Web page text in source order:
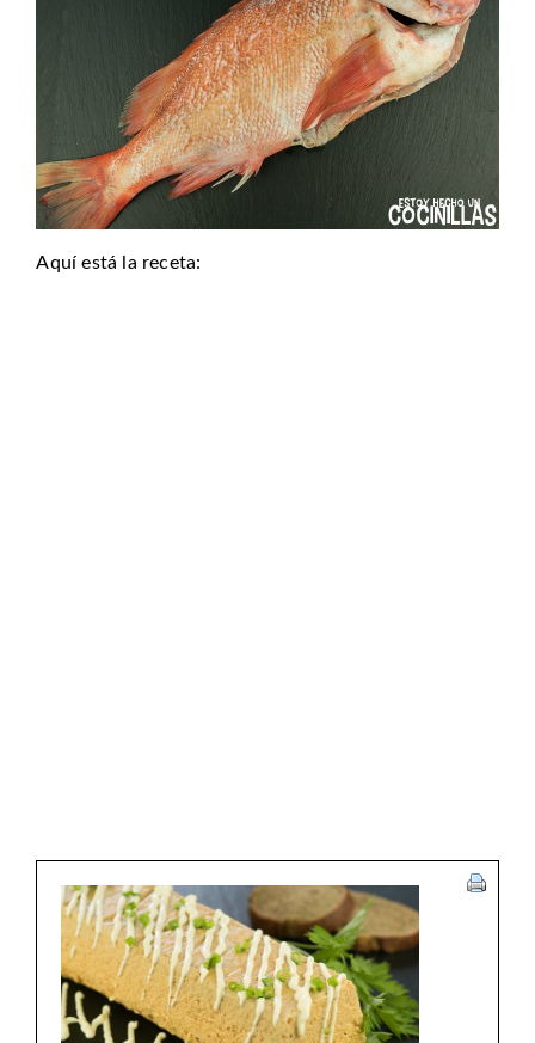
Aquí está la receta: